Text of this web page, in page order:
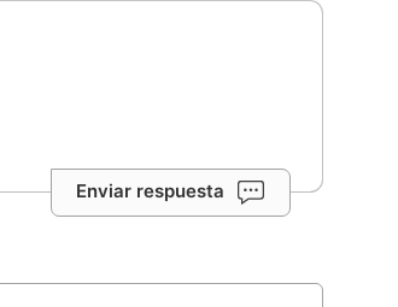
Enviar respuesta